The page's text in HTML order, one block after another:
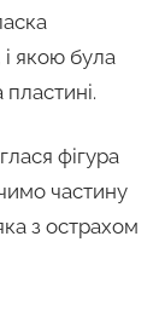
якою була
фігура
частину
з острахом